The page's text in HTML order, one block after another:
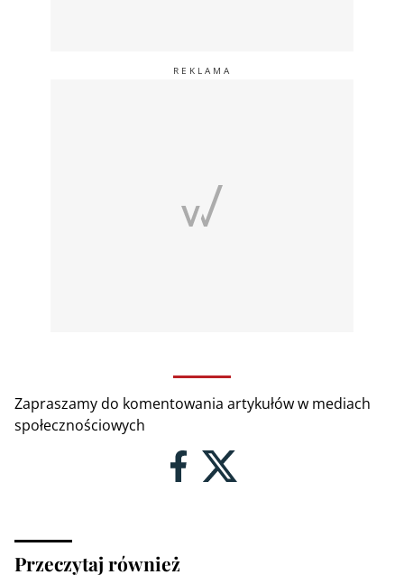
Zapraszamy do komentowania artykułów w mediach
społecznościowych
Przeczytaj również